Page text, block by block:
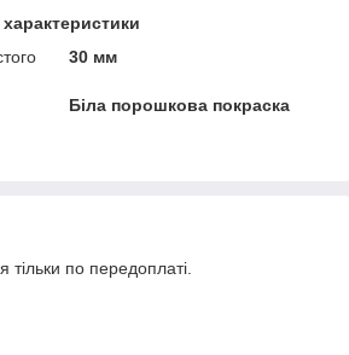
30 мм
Біла порошкова покраска
тільки по передоплаті.